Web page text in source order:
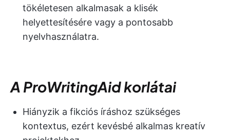
tökéletesen alkalmasak a klisék
helyettesítésére vagy a pontosabb
nyelvhasználatra.
A ProWritingAid korlátai
Hiányzik a fikciós íráshoz szükséges
kontextus, ezért kevésbé alkalmas kreatív